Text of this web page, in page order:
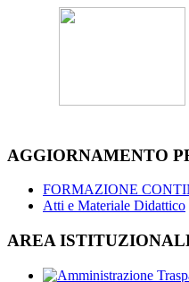
AGGIORNAMENTO
FORMAZIONE
Atti e Materiale Didattico
AREA